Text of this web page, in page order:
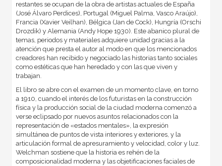
restantes se ocupan de la obra de artistas actuales de España
(José Álvaro Perdices), Portugal (Miguel Palma, Vasco Araújo),
Francia (Xavier Veilhan), Bélgica (Jan de Cock), Hungría (Orschi
Drozdik) y Alemania (Andy Hope 1930). Este abanico plural de
temas, periodos y materiales adquiere unidad gracias a la
atención que presta el autor al modo en que los mencionados
creadores han recibido y negociado las historias tanto sociales
como estéticas que han heredado y con las que viven y
trabajan.
El libro se abre con el examen de un momento clave, en torno
a 1910, cuando el interés de los futuristas en la construcción
física y la producción social de la ciudad moderna comenzó a
verse eclipsado por nuevos asuntos relacionados con la
representación de «estados mentales», la expresión
simultánea de puntos de vista interiores y exteriores, y la
articulación formal de apresuramiento y velocidad, color y luz.
Welchman sostiene que la historia es rehén de la
composicionalidad moderna y las objetificaciones faciales de